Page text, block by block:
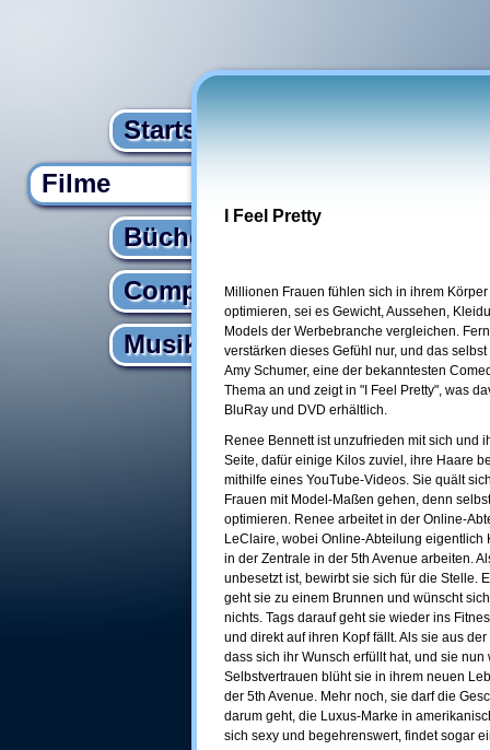
Startseite
Filme
Bücher
Computer
Musik
I Feel Pretty
Millionen Frauen fühlen sich in ihrem
optimieren, sei es Gewicht, Aussehen,
Models der Werbebranche vergleichen.
verstärken dieses Gefühl nur, und das
Amy Schumer, eine der bekanntesten
Thema an und zeigt in "I Feel Pretty", was
BluRay und DVD erhältlich.
Renee Bennett ist unzufrieden mit sich und
Seite, dafür einige Kilos zuviel, ihre Haare
mithilfe eines YouTube-Videos. Sie quält
Frauen mit Model-Maßen gehen, denn
optimieren. Renee arbeitet in der Online-
LeClaire, wobei Online-Abteilung
in der Zentrale in der 5th Avenue arbeiten.
unbesetzt ist, bewirbt sie sich für die Stelle.
geht sie zu einem Brunnen und wünscht
nichts. Tags darauf geht sie wieder ins
und direkt auf ihren Kopf fällt. Als sie aus
dass sich ihr Wunsch erfüllt hat, und sie
Selbstvertrauen blüht sie in ihrem neuen
der 5th Avenue. Mehr noch, sie darf die
darum geht, die Luxus-Marke in
sich sexy und begehrenswert, findet sogar